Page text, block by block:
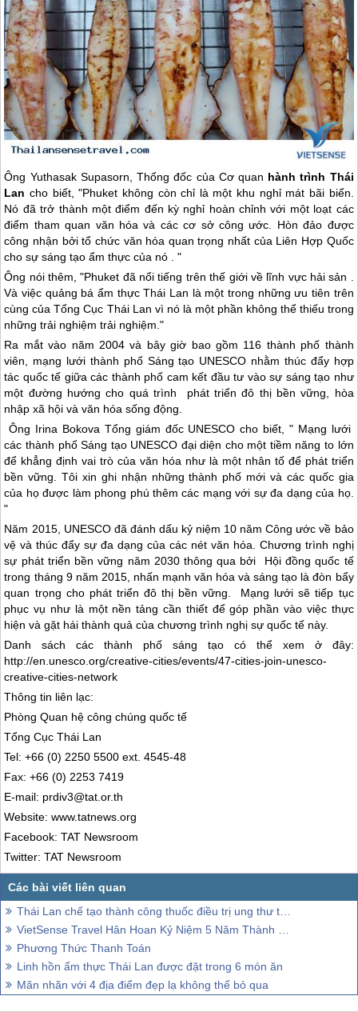
Ông Yuthasak Supasorn, Thống đốc của Cơ quan hành trình Thái
Lan cho biết, "Phuket không còn chỉ là một khu nghỉ mát bãi biển.
Nó đã trở thành một điểm đến kỳ nghỉ hoàn chỉnh với một loạt các
điểm tham quan văn hóa và các cơ sở công ước. Hòn đảo được
công nhận bởi tổ chức văn hóa quan trọng nhất của Liên Hợp Quốc
cho sự sáng tạo ẩm thực của nó . "
Ông nói thêm, "Phuket đã nổi tiếng trên thế giới về lĩnh vực hải sản .
Và việc quảng bá ẩm thựcThái Lan là một trong những ưu tiên trên
cùng của Tổng Cục Thái Lan vì nó là một phần không thể thiếu trong
những trải nghiệm trải nghiệm."
Ra mắt vào năm 2004 và bây giờ bao gồm 116 thành phố thành
viên, mạng lưới thành phố Sáng tạo UNESCO nhằm thúc đẩy hợp
tác quốc tế giữa các thành phố cam kết đầu tư vào sự sáng tạo như
một đường hướng cho quá trình phát triển đô thị bền vững, hòa
nhập xã hội và văn hóa sống động.
Ông Irina Bokova Tổng giám đốc UNESCO cho biết, " Mạng lưới
các thành phố Sáng tạo UNESCO đại diện cho một tiềm năng to lớn
để khẳng định vai trò của văn hóa như là một nhân tố để phát triển
bền vững. Tôi xin ghi nhận những thành phố mới và các quốc gia
của họ được làm phong phú thêm các mạng với sự đa dạng của họ.
"
Năm 2015, UNESCO đã đánh dấu kỷ niệm 10 năm Công ước về bảo
vệ và thúc đẩy sự đa dạng của các nét văn hóa. Chương trình nghị
sự phát triển bền vững năm 2030 thông qua bởi Hội đồng quốc tế
trong tháng 9 năm 2015, nhấn mạnh văn hóa và sáng tạo là đòn bẩy
quan trọng cho phát triển đô thị bền vững. Mạng lưới sẽ tiếp tục
phục vụ như là một nền tảng cần thiết để góp phần vào việc thực
hiện và gặt hái thành quả của chương trình nghị sự quốc tế này.
Danh sách các thành phố sáng tạo có thể xem ở đây:
http://en.unesco.org/creative-cities/events/47-cities-join-unesco-
creative-cities-network
Thông tin liên lạc:
Phòng Quan hệ công chúng quốc tế
Tổng CụcThái Lan
Tel: +66 (0) 2250 5500 ext. 4545-48
Fax: +66 (0) 2253 7419
E-mail: prdiv3@tat.or.th
Website: www.tatnews.org
Facebook: TAT Newsroom
Twitter: TAT Newsroom
Thái Lan chế tạo thành công thuốc điều trị ung thư từ vừng đen
VietSense Travel Hân Hoan Kỷ Niệm 5 Năm Thành Lập Công ty
Phương Thức Thanh Toán
Linh hồn ẩm thực Thái Lan được đặt trong 6 món ăn
Mãn nhãn với 4 địa điểm đẹp lạ không thể bỏ qua